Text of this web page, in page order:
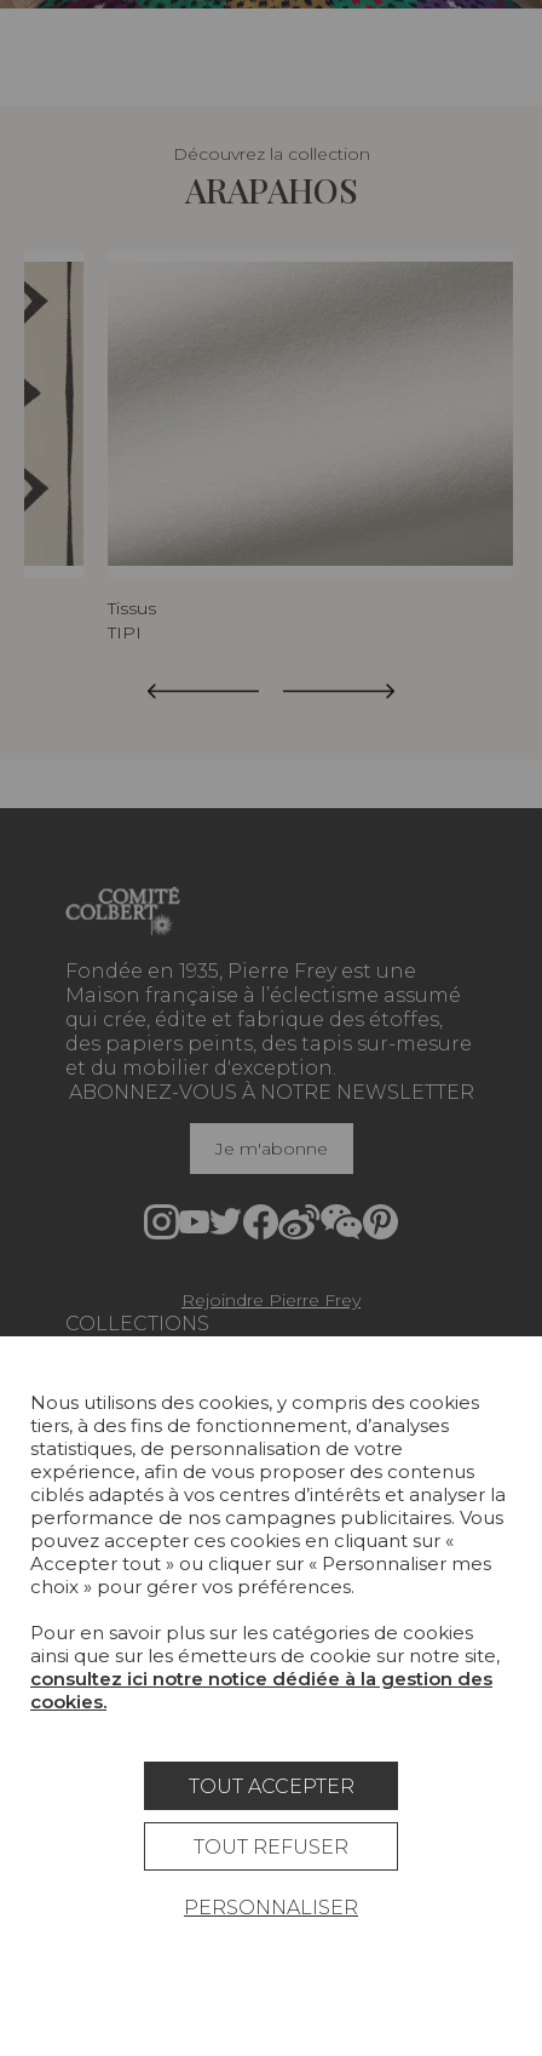
Découvrez la collection
ARAPAHOS
Tissus
TIPI
Fondée en 1935, Pierre Frey est une
Maison française à l’éclectisme assumé
qui crée, édite et fabrique des étoffes,
des papiers peints, des tapis sur-mesure
et du mobilier d'exception.
COLLECTIONS
PAPIERS PEINTS
TAPIS ET MOQUETTES
MOBILIER
PROJETS
SUR-MESURE
MAGAZINE
LA MAISON
ABONNEZ-VOUS À NOTRE NEWSLETTER
Je m'abonne
Rejoindre Pierre Frey
Nous utilisons des cookies, y compris des cookies
tiers, à des fins de fonctionnement, d’analyses
statistiques, de personnalisation de votre
expérience, afin de vous proposer des contenus
ciblés adaptés à vos centres d’intérêts et analyser la
performance de nos campagnes publicitaires. Vous
pouvez accepter ces cookies en cliquant sur «
Accepter tout » ou cliquer sur « Personnaliser mes
choix » pour gérer vos préférences.
Pour en savoir plus sur les catégories de cookies
ainsi que sur les émetteurs de cookie sur notre site,
consultez ici notre notice dédiée à la gestion des
cookies.
TOUT ACCEPTER
TOUT REFUSER
PERSONNALISER